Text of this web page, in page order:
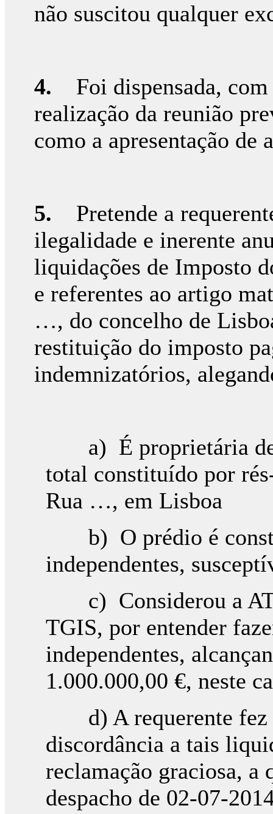
não suscitou qualquer
4. Foi dispensada, com
realização da reunião
como a apresentação de
5. Pretende a
ilegalidade e inerente
liquidações de Imposto
e referentes ao artigo
…, do concelho de
restituição do imposto
indemnizatórios,
a) É proprietária de
total constituído por
Rua …, em Lisboa
b) O prédio é
independentes,
c) Considerou a AT
TGIS, por entender
independentes,
1.000.000,00 €, neste
d) A requerente fez
discordância a tais
reclamação graciosa,
despacho de 02-07-